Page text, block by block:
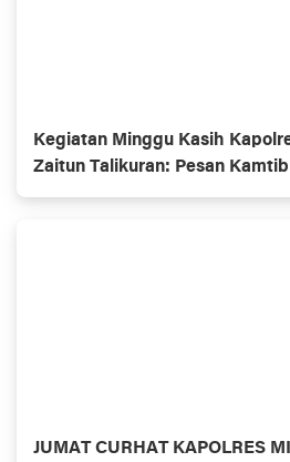
Kegiatan Minggu Kasih
Zaitun Talikuran: Pesan
Kerja Sama
JUMAT CURHAT KAPOLRES